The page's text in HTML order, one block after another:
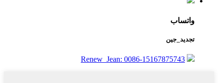
واتساب
تجديد_جين
Renew_Jean: 0086-15167875743